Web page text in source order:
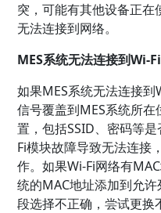
突，可能有其他设备正在
无法连接到网络。
MES系统无法连接到Wi-
如果MES系统无法连接
信号覆盖到MES系统所
置，包括SSID、密码等
Fi模块故障导致无法连接
作。如果Wi-Fi网络有
统的MAC地址添加到允
段选择不正确，尝试更换